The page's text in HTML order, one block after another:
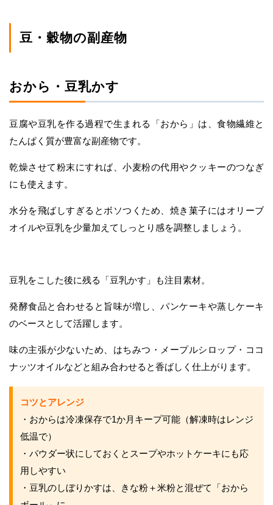
豆・穀物の副産物
おから・豆乳かす
豆腐や豆乳を作る過程で生まれる「おから」は、食物繊維と
たんぱく質が豊富な副産物です。
乾燥させて粉末にすれば、小麦粉の代用やクッキーのつなぎ
にも使えます。
水分を飛ばしすぎるとボソつくため、焼き菓子にはオリーブ
オイルや豆乳を少量加えてしっとり感を調整しましょう。
豆乳をこした後に残る「豆乳かす」も注目素材。
発酵食品と合わせると旨味が増し、パンケーキや蒸しケーキ
のベースとして活躍します。
味の主張が少ないため、はちみつ・メープルシロップ・ココ
ナッツオイルなどと組み合わせると香ばしく仕上がります。
コツとアレンジ
・おからは冷凍保存で1か月キープ可能（解凍時はレンジ
低温で）
・パウダー状にしておくとスープやホットケーキにも応
用しやすい
・豆乳のしぼりかすは、きな粉＋米粉と混ぜて「おから